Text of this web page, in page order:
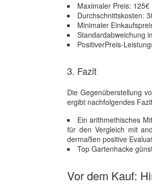
Maximaler Preis: 125€
Durchschnittskosten:
Minimaler
Standardabweichung
PositiverPreis-
3. Fazit
Die Gegenüberstellung
ergibt nachfolgendes
Ein arithmethisches
für den Vergleich mit
dermaßen positive
Top Gartenhacke
Vor dem Kauf: